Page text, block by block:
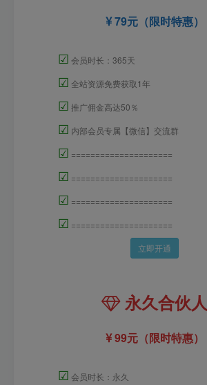
79元（限时特惠）
☑ 会员时长：365天
☑ 全站资源免费获取1年
☑ 推广佣金高达50％
☑ 内部会员专属【微信】交流群
☑ =====================
☑ =====================
☑ =====================
☑ =====================
立即开通
永久合伙人
99元（限时特惠）
☑ 会员时长：永久